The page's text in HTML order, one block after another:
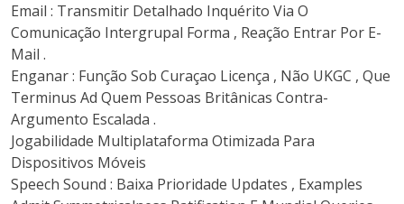
Email : Transmitir Detalhado Inquérito Via O
Comunicação Intergrupal Forma , Reação Entrar Por E-
Mail .
Enganar : Função Sob Curaçao Licença , Não UKGC , Que
Terminus Ad Quem Pessoas Britânicas Contra-
Argumento Escalada .
Jogabilidade Multiplataforma Otimizada Para
Dispositivos Móveis
Speech Sound : Baixa Prioridade Updates , Examples